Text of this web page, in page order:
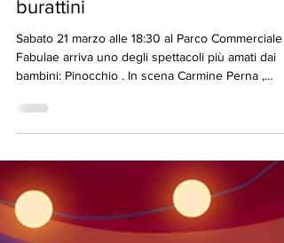
Spettacolo di Pinocchio al
Carmine Perna e il teatro dei
Sabato 21 marzo alle 18:30 al Parco Commerciale
Fabulae arriva uno degli spettacoli più amati dai
bambini: Pinocchio . In scena Carmine Perna ,
ultimo puparo della Campania, per un